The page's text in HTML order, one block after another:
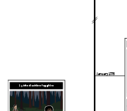
1 ° atto di schiavo fuggitivo
January 1775